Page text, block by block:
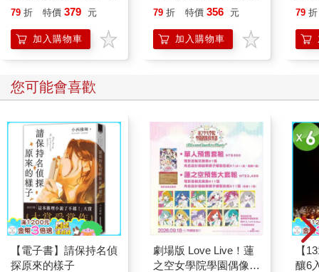
糖、有效減重、降低發
復力！
79 折 特價 379 元
加入購物車
運、財源快馬加鞭一直
錢五帝錢吊飾】
79 折 特價 356 元
加入購物車
點
79 折
您可能會喜歡
【電子書】請保持名偵
探原來的樣子
劇場版 Love Live！蓮
之空女學院學園偶像俱
【
釀6